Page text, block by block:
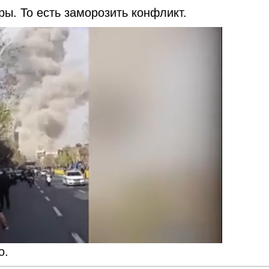
То есть заморозить конфликт.